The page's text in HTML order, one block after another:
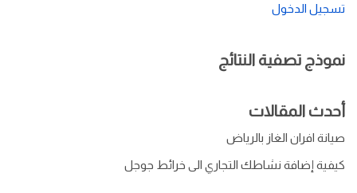
تسجيل الدخول
نموذج تصفية النتائج
أحدث المقالات
صيانة افران الغاز بالرياض
كيفية إضافة نشاطك التجاري الى خرائط جوجل